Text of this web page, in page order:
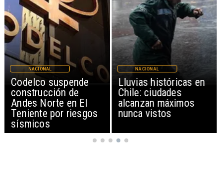
Lluvias históricas en
Chile: ciudades
alcanzan máximos
nunca vistos
NACIONAL
Chile pionero en
Latinoamérica en
fortificar leche y harina
con Vitamina D
MAGAZINE